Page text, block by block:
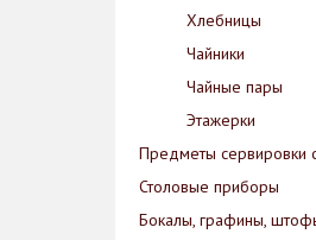
Хлебницы
Чайники
Чайные пары
Этажерки
Предметы сервировки
Столовые приборы
Бокалы, графины,